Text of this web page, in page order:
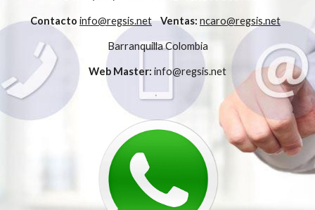
Contacto info@regsis.net Ventas: ncaro@regsis.net
Barranquilla Colombia
Web Master: info@regsis.net